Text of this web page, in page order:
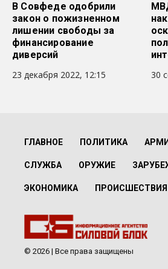
В Совфеде одобрили
закон о пожизненном
лишении свободы за
финансирование
диверсий
23 декабря 2022, 12:15
30
ГЛАВНОЕ ПОЛИТИКА
СЛУЖБА ОРУЖИЕ
ЭКОНОМИКА ПРОИСШЕСТВИЯ
© 2026 | Все права защищены